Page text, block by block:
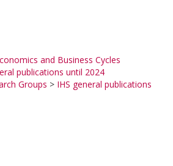
and Business Cycles
publications until 2024
Groups > IHS general publications